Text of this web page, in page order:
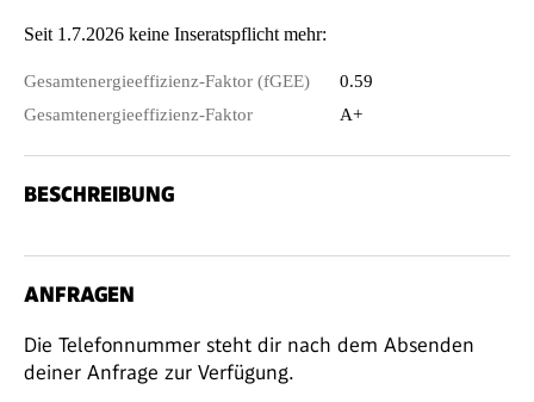
Seit 1.7.2026 keine Inseratspflicht mehr:
Gesamtenergieeffizienz-Faktor (fGEE)
0.59
Gesamtenergieeffizienz-Faktor
A+
BESCHREIBUNG
ANFRAGEN
Die Telefonnummer steht dir nach dem Absenden
deiner Anfrage zur Verfügung.